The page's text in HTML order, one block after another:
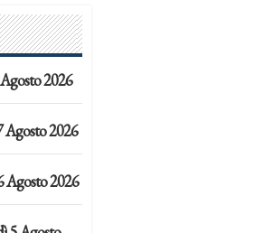
2026
Agosto 2026
Agosto 2026